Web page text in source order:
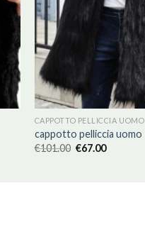
CAPPOTTO PELLICCIA UOMO
cappotto pelliccia uomo
€101.00 €67.00